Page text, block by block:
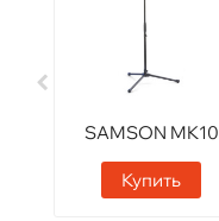
SAMSON MK10
Купить